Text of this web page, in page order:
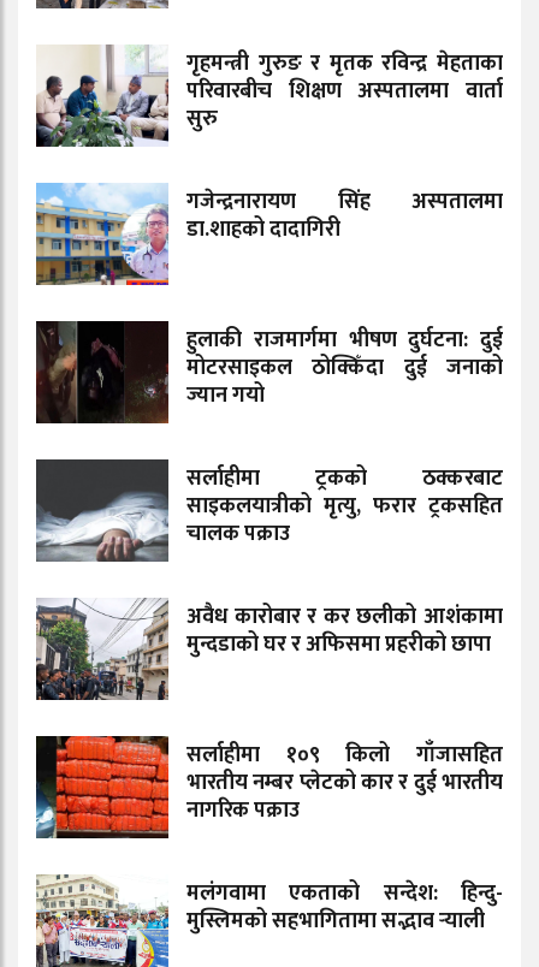
गृहमन्त्री गुरुङ र मृतक रविन्द्र मेहताका
परिवारबीच शिक्षण अस्पतालमा वार्ता
सुरु
गजेन्द्रनारायण सिंह अस्पतालमा
डा.शाहको दादागिरी
हुलाकी राजमार्गमा भीषण दुर्घटना: दुई
मोटरसाइकल ठोक्किँदा दुई जनाको
ज्यान गयो
सर्लाहीमा ट्रकको ठक्करबाट
साइकलयात्रीको मृत्यु, फरार ट्रकसहित
चालक पक्राउ
अवैध कारोबार र कर छलीको आशंकामा
मुन्दडाको घर र अफिसमा प्रहरीको छापा
सर्लाहीमा १०९ किलो गाँजासहित
भारतीय नम्बर प्लेटको कार र दुई भारतीय
नागरिक पक्राउ
मलंगवामा एकताको सन्देश: हिन्दु-
मुस्लिमको सहभागितामा सद्भाव र्‍याली